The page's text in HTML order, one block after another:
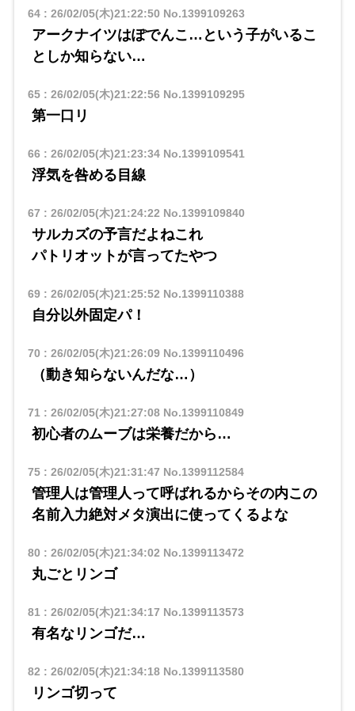
64: 26/02/05(木)21:22:50 No.1399109263
アークナイツはぽでんこ…という子がいるこ
としか知らない…
65: 26/02/05(木)21:22:56 No.1399109295
第一口リ
66 : 26/02/05(木)21:23:34No.1399109541
浮気を咎める目線
67 : 26/02/05(木)21:24:22 No.1399109840
サルカズの予言だよねこれ
パトリオットが言ってたやつ
69: 26/02/05(木)21:25:52 No.1399110388
自分以外固定パ！
70 : 26/02/05(木)21:26:09No.1399110496
（動き知らないんだな…）
71 : 26/02/05(木)21:27:08No.1399110849
初心者のムーブは栄養だから…
75: 26/02/05(木)21:31:47 No.1399112584
管理人は管理人って呼ばれるからその内この
名前入力絶対メタ演出に使ってくるよな
80 : 26/02/05(木)21:34:02 No.1399113472
丸ごとリンゴ
81 : 26/02/05(木)21:34:17 No.1399113573
有名なリンゴだ…
82 : 26/02/05(木)21:34:18No.1399113580
リンゴ切って